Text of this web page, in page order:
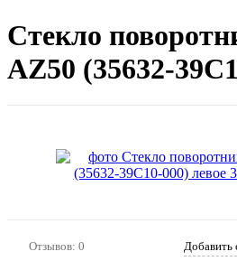
Стекло
AZ50 (35632-
Отзывов: 0
Добавить